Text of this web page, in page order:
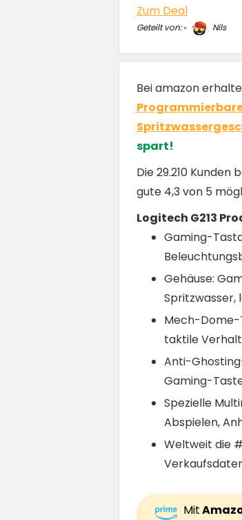
Zum Deal
Geteilt von: Nils
Bei amazon
spart!
Die 29.210
gute 4,3 von 5
Logitech G213
Gaming-
Gehäuse:
Spritzwasser,
Mech-Dome-
taktile
Anti-
Gaming-
Spezielle
Abspielen,
Weltweit die
Mit